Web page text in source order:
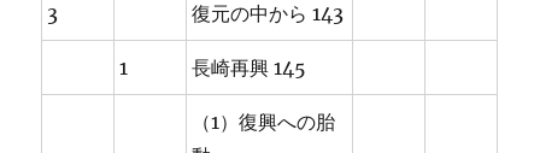
3 復元の中から 143
1 長崎再興 145
（1）復興への胎